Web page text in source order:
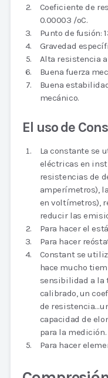
Coeficiente de
0.00003 /oC.
Punto de fusión:
Gravedad
Alta resistencia
Buena fuerza
Buena
mecánico.
El uso de
La constante se
eléctricas en
resistencias de
amperímetros),
en voltímetros),
reducir las
Para hacer el
Para hacer
Constant se
hace mucho
sensibilidad a la
calibrado, un
de
capacidad de
para la medición.
Para hacer